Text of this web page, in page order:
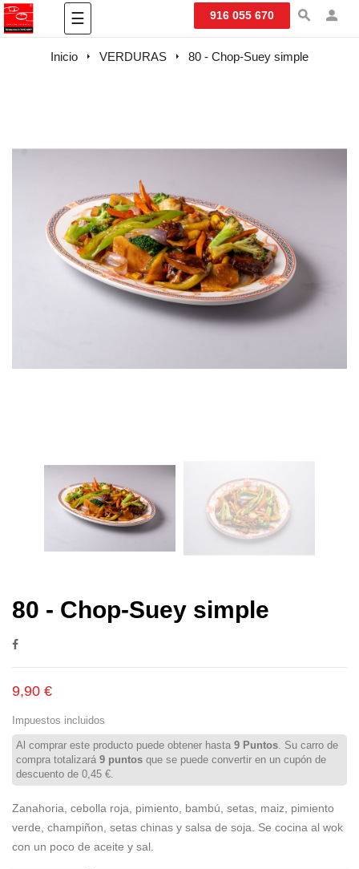
Navegación
de
palanca
☰ 916 055 670
Inicio VERDURAS 80 - Chop-Suey simple
80 - Chop-Suey simple
9,90 €
Impuestos incluidos
Al comprar este producto puede obtener hasta 9 Puntos. Su carro de
compra totalizará 9 puntos que se puede convertir en un cupón de
descuento de 0,45 €.
Zanahoria, cebolla roja, pimiento, bambú, setas, maiz, pimiento
verde, champiñon, setas chinas y salsa de soja. Se cocina al wok
con un poco de aceite y sal.